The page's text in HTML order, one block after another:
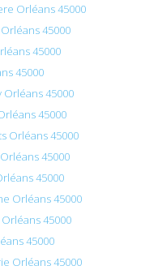
Orléans 45000
45000
45000
45000
Orléans 45000
45000
Orléans 45000
45000
45000
Orléans 45000
45000
45000
Orléans 45000